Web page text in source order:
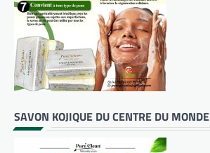
SAVON KOJIQUE DU CENTRE DU MONDE